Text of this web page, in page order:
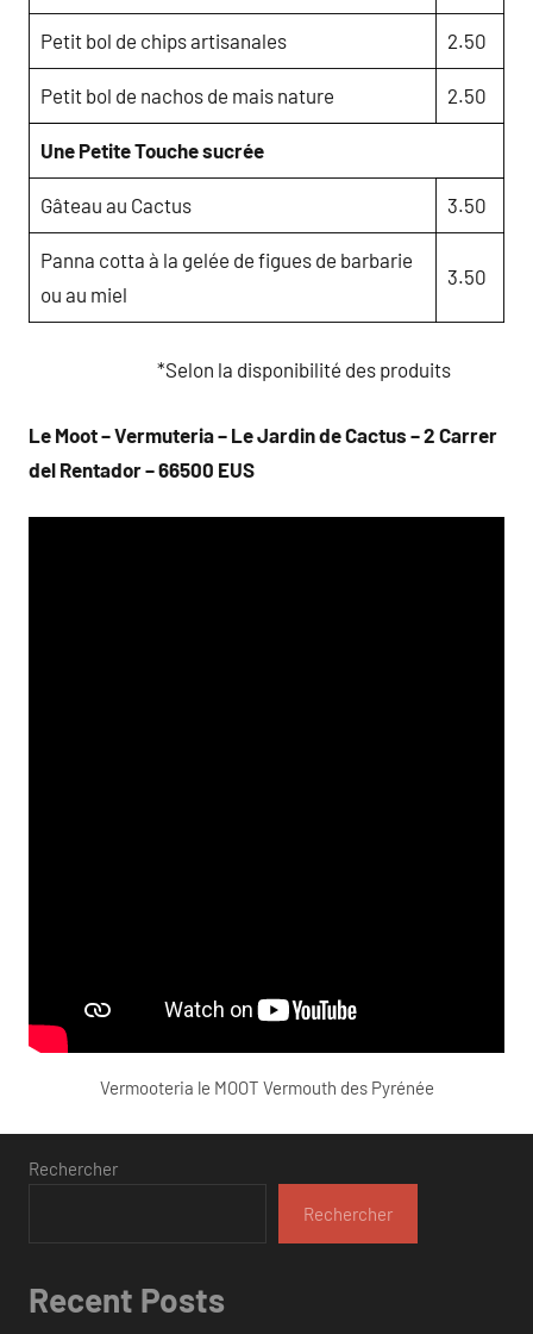
Petit bol de chips artisanales 2.50
Petit bol de nachos de mais nature 2.50
Une Petite Touche sucrée
Gâteau au Cactus 3.50
Panna cotta à la gelée de figues de barbarie
ou au miel
3.50
*Selon la disponibilité des produits
Le Moot – Vermuteria – Le Jardin de Cactus – 2 Carrer
del Rentador – 66500 EUS
Vermooteria le MOOT Vermouth des Pyrénée
Rechercher
Rechercher
Recent Posts